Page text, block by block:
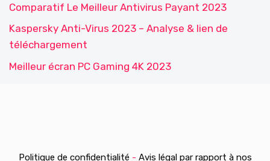
Comparatif Le Meilleur Antivirus Payant 2023
Kaspersky Anti-Virus 2023 – Analyse & lien de
téléchargement
Meilleur écran PC Gaming 4K 2023
Politique de confidentialité - Avis légal par rapport à nos